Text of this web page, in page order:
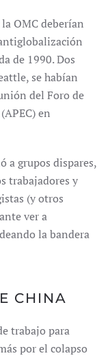
OMC deberían
de 1990. Dos
se habían
del Foro de
en
a grupos dispares,
trabajadores y
(y otros
ver a
la bandera
CHINA
trabajo para
por el colapso